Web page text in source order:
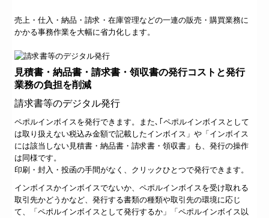
売上・仕入・納品・請求・在庫管理などの一連の販売・購買業務に
かかる事務作業を大幅に省力化します。
見積書・納品書・請求書・領収書の発行コストと発行
業務の負担を削減
請求書等のデジタル発行
ペポルインボイスを発行できます。また､｢ペポルインボイスとして
は取り扱えない税込み金額で記載したインボイス」や「インボイス
には該当しない見積書・納品書・請求書・領収書」も、発行の操作
は同様です。
印刷・封入・投函の手間がなく、クリックひとつで発行できます。
インボイスかインボイスでないか、ペポルインボイスを受け取れる
取引先かどうかなど、発行する書類の種類や取引先の環境に応じ
て、「ペポルインボイスとして発行するか」「ペポルインボイス以